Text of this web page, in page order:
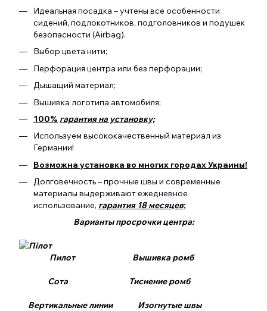
Идеальная посадка – учтены все особенности
сидений, подлокотников, подголовников и подушек
безопасности (Airbag).
Выбор цвета нити;
Перфорация центра или без перфорации;
Дышащий материал;
Вышивка логотипа автомобиля;
100% гарантия на установку;
Используем высококачественный материал из
Германии!
Возможна установка во многих городах Украины!
Долговечность – прочные швы и современные
материалы выдерживают ежедневное
использование, гарантия 18 месяцев;
Варианты просрочки центра:
Пилот Вышивка ромб
Сота Тиснение ромб
Вертикальные линии Изогнутые швы